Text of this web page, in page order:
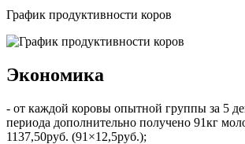
График продуктивности коров
Экономика
- от каждой коровы опытной группы за 5
периода дополнительно получено 91кг
1137,50руб. (91×12,5руб.);